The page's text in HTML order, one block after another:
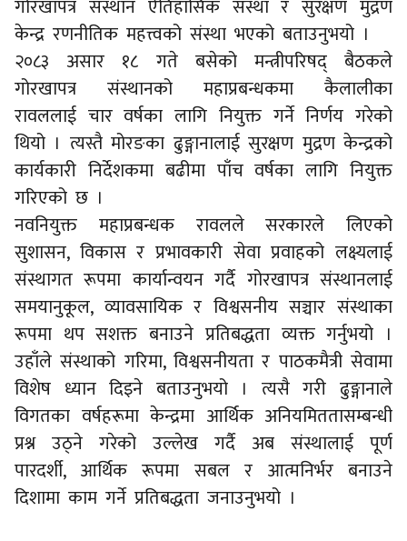
गोरखापत्र संस्थान ऐतिहासिक संस्था र सुरक्षण मुद्रण
केन्द्र रणनीतिक महत्त्वको संस्था भएको बताउनुभयो ।
२०८३ असार १८ गते बसेको मन्त्रीपरिषद् बैठकले
गोरखापत्र संस्थानको महाप्रबन्धकमा कैलालीका
रावललाई चार वर्षका लागि नियुक्त गर्ने निर्णय गरेको
थियो । त्यस्तै मोरङका ढुङ्गानालाई सुरक्षण मुद्रण केन्द्रको
कार्यकारी निर्देशकमा बढीमा पाँच वर्षका लागि नियुक्त
गरिएको छ ।
नवनियुक्त महाप्रबन्धक रावलले सरकारले लिएको
सुशासन, विकास र प्रभावकारी सेवा प्रवाहको लक्ष्यलाई
संस्थागत रूपमा कार्यान्वयन गर्दै गोरखापत्र संस्थानलाई
समयानुकूल, व्यावसायिक र विश्वसनीय सञ्चार संस्थाका
रूपमा थप सशक्त बनाउने प्रतिबद्धता व्यक्त गर्नुभयो ।
उहाँले संस्थाको गरिमा, विश्वसनीयता र पाठकमैत्री सेवामा
विशेष ध्यान दिइने बताउनुभयो । त्यसै गरी ढुङ्गानाले
विगतका वर्षहरूमा केन्द्रमा आर्थिक अनियमिततासम्बन्धी
प्रश्न उठ्ने गरेको उल्लेख गर्दै अब संस्थालाई पूर्ण
पारदर्शी, आर्थिक रूपमा सबल र आत्मनिर्भर बनाउने
दिशामा काम गर्ने प्रतिबद्धता जनाउनुभयो ।